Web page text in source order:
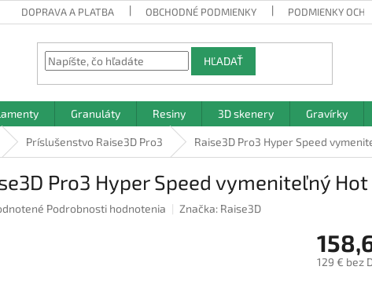
DOPRAVA A PLATBA OBCHODNÉ PODMIENKY PODMIENKY
HĽADAŤ
Granuláty Resiny 3D skenery Gravírky
Príslušenstvo Raise3D Pro3 Raise3D Pro3 Hyper Speed
Pro3 Hyper Speed vymeniteľný
Podrobnosti hodnotenia Značka: Raise3D
129 € bez